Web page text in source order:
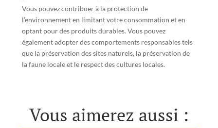
Vous pouvez contribuer à la protection de
l’environnement en limitant votre consommation et en
optant pour des produits durables. Vous pouvez
également adopter des comportements responsables tels
que la préservation des sites naturels, la préservation de
la faune locale et le respect des cultures locales.
Vous aimerez aussi :